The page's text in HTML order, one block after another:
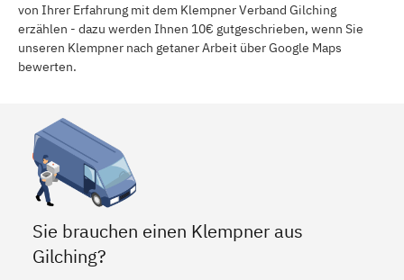
von Ihrer Erfahrung mit dem Klempner Verband Gilching
erzählen - dazu werden Ihnen 10€ gutgeschrieben, wenn Sie
unseren Klempner nach getaner Arbeit über Google Maps
bewerten.
Sie brauchen einen Klempner aus
Gilching?